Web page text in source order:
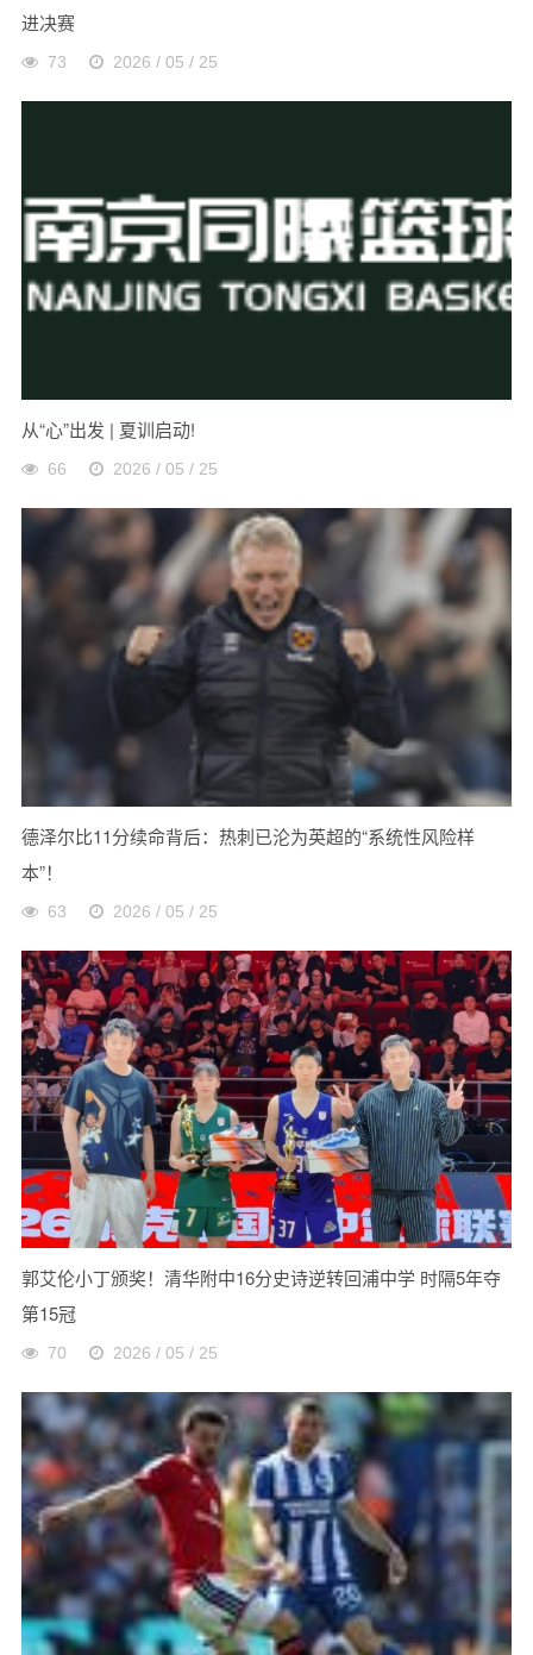
进决赛
73 2026 / 05 / 25
从“心”出发 | 夏训启动!
66 2026 / 05 / 25
德泽尔比11分续命背后：热刺已沦为英超的“系统性风险样
本”！
63 2026 / 05 / 25
郭艾伦小丁颁奖！清华附中16分史诗逆转回浦中学 时隔5年夺
第15冠
70 2026 / 05 / 25